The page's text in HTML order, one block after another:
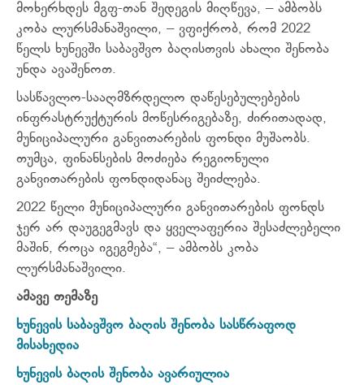
მოხერხდეს მგფ-თან შედეგის მიღწევა, – ამბობს
კობა ლურსმანაშვილი, – ვფიქრობ, რომ 2022
წელს ხუნევში საბავშვო ბაღისთვის ახალი შენობა
უნდა ავაშენოთ.
სასწავლო-სააღმზრდელო დაწესებულებების
ინფრასტრუქტურის მოწესრიგებაზე, ძირითადად,
მუნიციპალური განვითარების ფონდი მუშაობს.
თუმცა, ფინანსების მოძიება რეგიონული
განვითარების ფონდიდანაც შეიძლება.
2022 წელი მუნიციპალური განვითარების ფონდს
ჯერ არ დაუგეგმავს და ყველაფერია შესაძლებელი
მაშინ, როცა იგეგმება“, – ამბობს კობა
ლურსმანაშვილი.
ამავე თემაზე
ხუნევის საბავშვო ბაღის შენობა სასწრაფოდ
მისახედია
ხუნევის ბაღის შენობა ავარიულია